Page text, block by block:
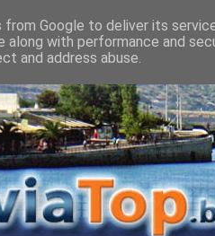
Google to deliver its
along with performance and
and address abuse.